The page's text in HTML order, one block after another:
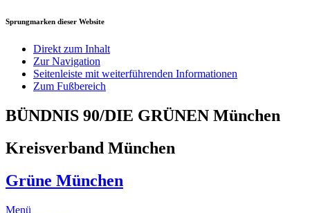
Sprungmarken dieser Website
Direkt zum Inhalt
Zur Navigation
Seitenleiste mit weiterführenden Informationen
Zum Fußbereich
BÜNDNIS 90/DIE GRÜNEN München
Kreisverband München
Grüne München
Menü